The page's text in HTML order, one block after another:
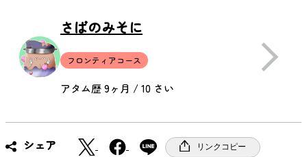
さばのみそに
フロンティアコース
アタム歴 9ヶ月 / 10 さい
シェア
a
リンクコピー